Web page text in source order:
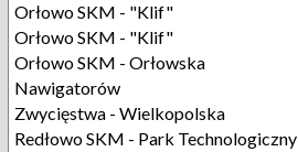
Orłowo SKM - "Klif"
Orłowo SKM - "Klif"
Orłowo SKM - Orłowska
Nawigatorów
Zwycięstwa - Wielkopolska
Redłowo SKM - Park Technologiczny